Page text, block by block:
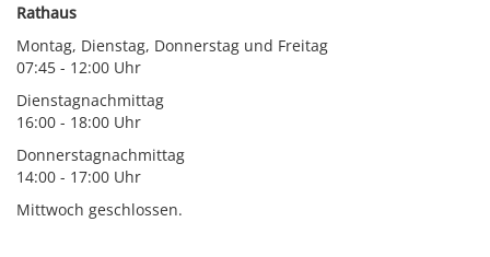
Rathaus
Montag, Dienstag, Donnerstag und Freitag
07:45 - 12:00 Uhr
Dienstagnachmittag
16:00 - 18:00 Uhr
Donnerstagnachmittag
14:00 - 17:00 Uhr
Mittwoch geschlossen.